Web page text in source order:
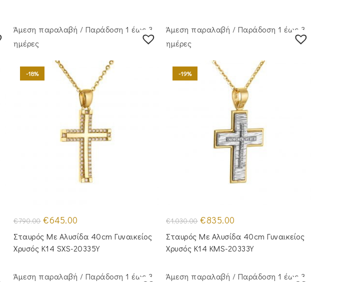
Άμεση παραλαβή / Παράδoση 1 έως 3
ημέρες
-18%
€790.00 Original
price
was:
€790.00.
€645.00
τιμή
είναι:
€645.00.
Σταυρός Mε Aλυσίδα 40cm Γυναικείος
Χρυσός Κ14 SXS-20335Y
Άμεση παραλαβή / Παράδoση 1 έως 3
ημέρες
-19%
€1,030.00 Original
price
was:
€1,030.00.
€835.00
τιμή
είναι:
€835.00.
Σταυρός Mε Aλυσίδα 40cm Γυναικείος
Χρυσός Κ14 KMS-20333Y
Άμεση παραλαβή / Παράδoση 1 έως 3
Άμεση παραλαβή / Παράδoση 1 έως 3